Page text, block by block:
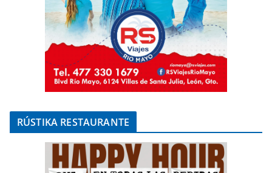
RÚSTIKA RESTAURANTE